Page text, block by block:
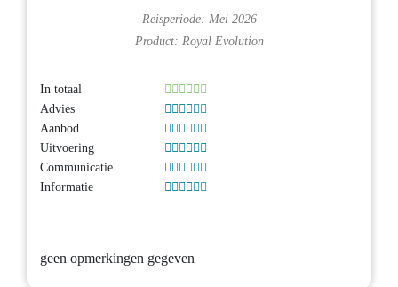
Reisperiode: Mei 2026
Product: Royal Evolution
In totaal
Advies
Aanbod
Uitvoering
Communicatie
Informatie
geen opmerkingen gegeven